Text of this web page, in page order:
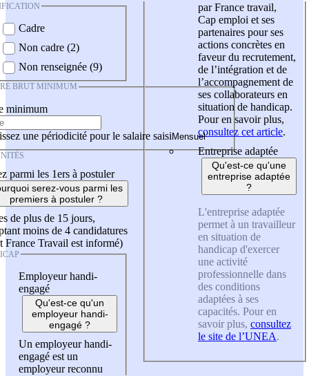
Cadre
Non cadre (2)
Non renseignée (9)
BRUT MINIMUM
minimum
une périodicité pour le salaire saisi
parmi les 1ers à postuler
serez-vous parmi les
premiers à postuler ?
de plus de 15 jours,
moins de 4 candidatures
France Travail est informé)
Employeur handi-
engagé
Qu'est-ce qu'un
employeur handi-
engagé ?
Un employeur handi-
engagé est un
employeur reconnu
par France travail,
Cap emploi et ses
partenaires pour ses
actions concrètes en
faveur du recrutement,
de l’intégration et de
l’accompagnement de
ses collaborateurs en
situation de handicap.
Pour en savoir plus,
consultez cet article.
Entreprise adaptée
Qu'est-ce qu'une
entreprise adaptée
?
L'entreprise adaptée
permet à un travailleur
en situation de
handicap d'exercer
une activité
professionnelle dans
des conditions
adaptées à ses
capacités. Pour en
savoir plus, consultez
le site de l’UNEA.